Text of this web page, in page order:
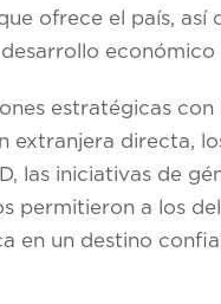
ofrece el país,
económico
estratégicas
directa,
las iniciativas de
permitieron a los
en un destino